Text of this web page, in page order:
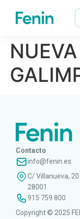
NUEVA
Contacto
info@fenin.es
C/ Villanueva, 20
28001
915 759 800
Copyright © 2025